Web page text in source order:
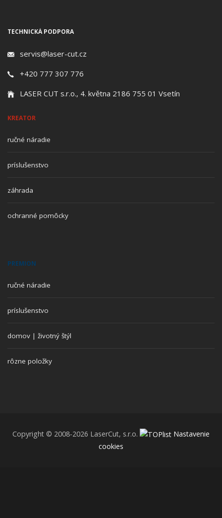
TECHNICKÁ PODPORA
servis@laser-cut.cz
+420 777 307 776
LASER CUT s.r.o., 4. května 2186 755 01 Vsetín
KREATOR
ručné náradie
príslušenstvo
záhrada
ochranné pomôcky
PREMION
ručné náradie
príslušenstvo
domov | životný štýl
rôzne položky
Copyright © 2008-2026 LaserCut, s.r.o.
Nastavenie
cookies